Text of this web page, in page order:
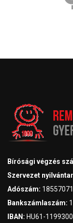
Bírósági végzés
Szervezet
Adószám:
Bankszámlaszám:
IBAN: HU61-